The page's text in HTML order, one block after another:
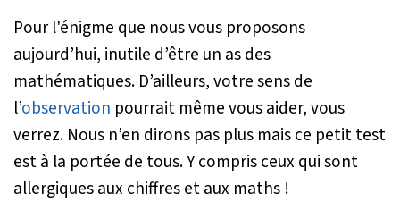
Pour l'énigme que nous vous proposons
aujourd’hui, inutile d’être un as des
mathématiques. D’ailleurs, votre sens de
l’observation pourrait même vous aider, vous
verrez. Nous n’en dirons pas plus mais ce petit test
est à la portée de tous. Y compris ceux qui sont
allergiques aux chiffres et aux maths !